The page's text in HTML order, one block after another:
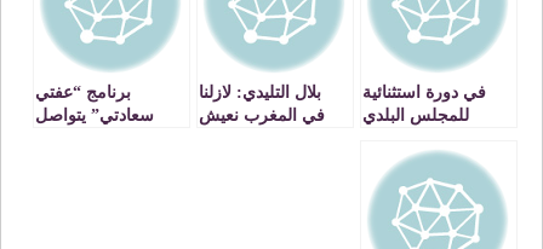
في دورة استثنائية
للمجلس البلدي
والتنمية يحمل
مسؤولية الجريمة
لتجار الخمر
بلال التليدي: لازلنا
في المغرب نعيش
برنامج “عفتي
سعادتي” يتواصل